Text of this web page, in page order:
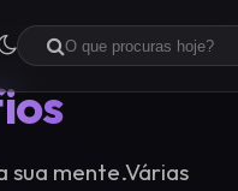
sua mente.Várias